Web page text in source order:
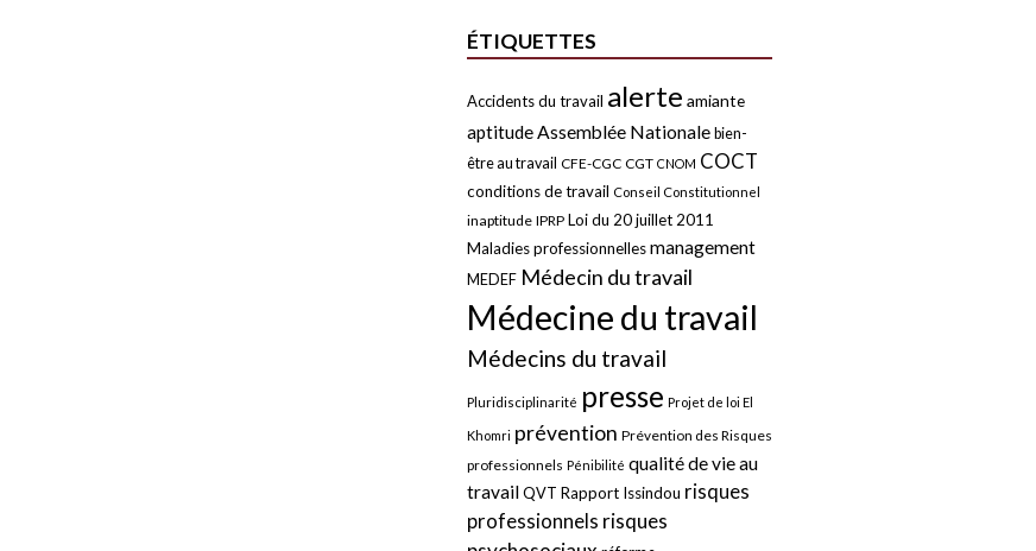
ÉTIQUETTES
Accidents du travail alerte amiante
aptitudeAssemblée Nationale bien-
être au travail CFE-CGC CGT CNOM COCT
conditions de travail Conseil Constitutionnel
inaptitude IPRP Loi du 20 juillet 2011
Maladies professionnellesmanagement
MEDEF Médecin du travail
Médecine du travail
Médecins du travail
Pluridisciplinarité presse Projet de loi El
Khomri prévention Prévention des Risques
professionnels Pénibilité qualité de vie au
travailQVT Rapport Issindou risques
professionnels risques